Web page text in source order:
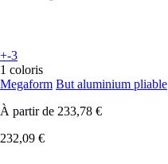
+-3
1 coloris
Megaform But aluminium pliable
À partir de 233,78 €
232,09 €